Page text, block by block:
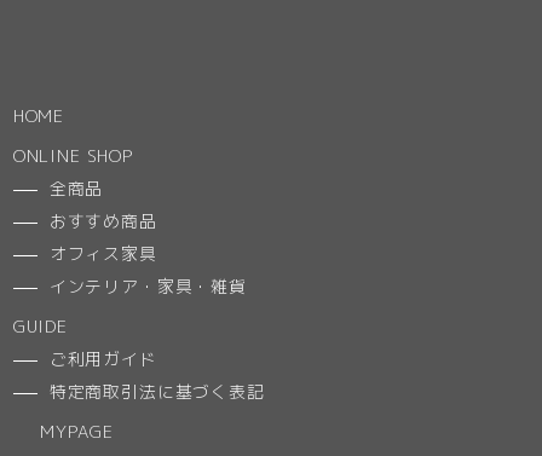
HOME
ONLINE SHOP
全商品
おすすめ商品
オフィス家具
インテリア・家具・雑貨
GUIDE
ご利用ガイド
特定商取引法に基づく表記
MYPAGE